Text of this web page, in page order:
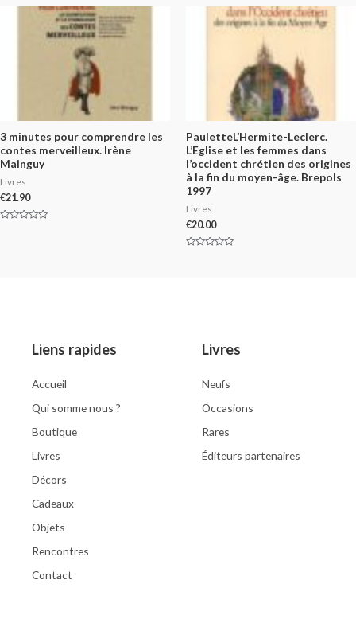
3 minutes pour comprendre les
contes merveilleux. Irène
Mainguy
Livres
€21.90
PauletteL’Hermite-Leclerc.
L’Eglise et les femmes dans
l’occident chrétien des origines
à la fin du moyen-âge. Brepols
1997
Livres
€20.00
Liens rapides
Accueil
Qui somme nous ?
Boutique
Livres
Décors
Cadeaux
Objets
Rencontres
Contact
Livres
Neufs
Occasions
Rares
Éditeurs partenaires